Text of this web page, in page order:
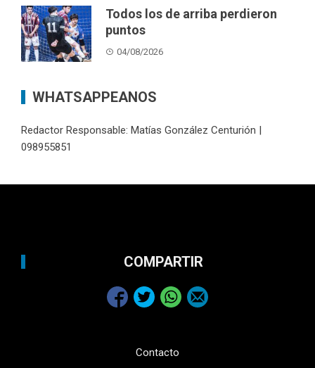
Todos los de arriba perdieron
puntos
04/08/2026
WHATSAPPEANOS
Redactor Responsable: Matías González Centurión |
098955851
COMPARTIR
Contacto